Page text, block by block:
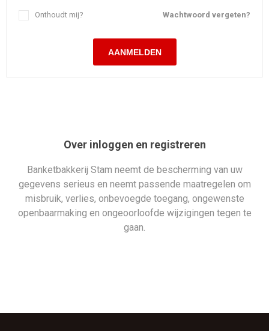
Wachtwoord vergeten?
Onthoudt mij?
Over inloggen en registreren
Banketbakkerij Stam neemt de bescherming van uw
gegevens serieus en neemt passende maatregelen om
misbruik, verlies, onbevoegde toegang, ongewenste
openbaarmaking en ongeoorloofde wijzigingen tegen te
gaan.